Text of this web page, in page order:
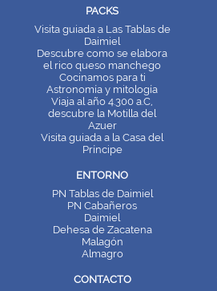
PACKS
Visita guiada a Las Tablas de
Daimiel
Descubre como se elabora
el rico queso manchego
Cocinamos para ti
Astronomía y mitología
Viaja al año 4.300 a.C,
descubre la Motilla del
Azuer
Visita guiada a la Casa del
Príncipe
ENTORNO
PN Tablas de Daimiel
PN Cabañeros
Daimiel
Dehesa de Zacatena
Malagón
Almagro
CONTACTO